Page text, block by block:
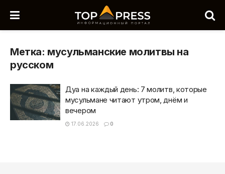
Метка: мусульманские молитвы на
русском
Дуа на каждый день: 7 молитв, которые
мусульмане читают утром, днём и
вечером
17.06.2026 0